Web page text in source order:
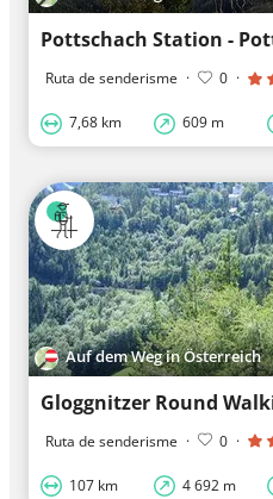
Pottschach Station -
Ruta de senderisme · 0 ·
7,68 km 609 m
Auf dem Weg in Österreich
Gloggnitzer Round
Ruta de senderisme · 0 ·
107 km 4 692 m